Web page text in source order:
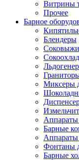
Витрины
Прочее
Барное
Блендеры
Миксеры
Барные
Аппараты
Фонтаны
Барные